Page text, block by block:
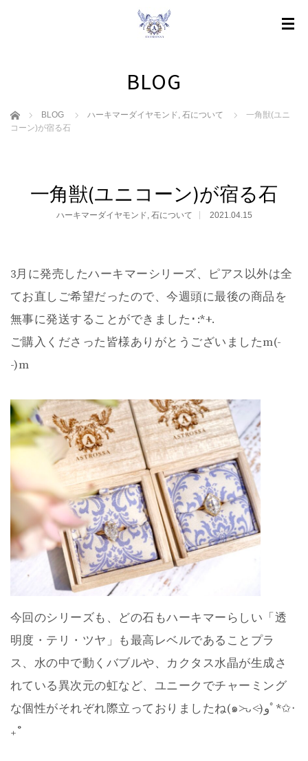
BLOG
ホーム BLOG ハーキマーダイヤモンド, 石について
一角獣(ユニ
コーン)が宿る石
一角獣(ユニコーン)が宿る石
ハーキマーダイヤモンド, 石について 2021.04.15
3月に発売したハーキマーシリーズ、ピアス以外は全
てお直しご希望だったので、今週頭に最後の商品を
無事に発送することができました･:*+.
ご購入くださった皆様ありがとうございましたm(-
-)m
今回のシリーズも、どの石もハーキマーらしい「透
明度・テリ・ツヤ」も最高レベルであることプラ
ス、水の中で動くバブルや、カクタス水晶が生成さ
れている異次元の虹など、ユニークでチャーミング
な個性がそれぞれ際立っておりましたね(๑˃̵ᴗ˂̵)وﾟ*✩‧
₊˚